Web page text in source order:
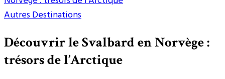
Autres Destinations
Découvrir le Svalbard en Norvège :
trésors de l’Arctique